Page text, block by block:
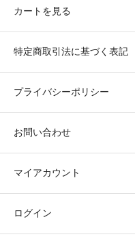
カートを見る
特定商取引法に基づく表記
プライバシーポリシー
お問い合わせ
マイアカウント
ログイン